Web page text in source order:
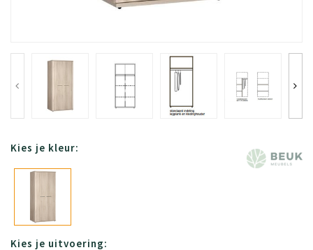
Kies je kleur:
Kies je uitvoering: